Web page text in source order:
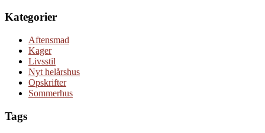
Kategorier
Aftensmad
Kager
Livsstil
Nyt helårshus
Opskrifter
Sommerhus
Tags